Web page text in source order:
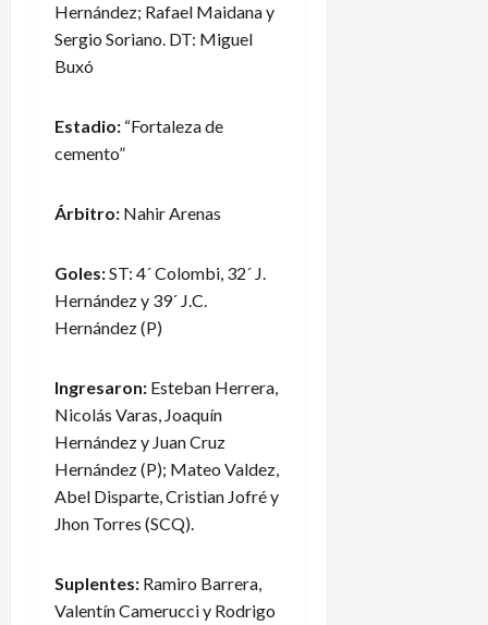
Hernández; Rafael Maidana y
Sergio Soriano. DT: Miguel
Buxó
Estadio: “Fortaleza de
cemento”
Árbitro: Nahir Arenas
Goles:ST: 4´ Colombi, 32´ J.
Hernández y 39´ J.C.
Hernández (P)
Ingresaron: Esteban Herrera,
Nicolás Varas, Joaquín
Hernández y Juan Cruz
Hernández (P); Mateo Valdez,
Abel Disparte, Cristian Jofré y
Jhon Torres (SCQ).
Suplentes: Ramiro Barrera,
Valentín Camerucci y Rodrigo